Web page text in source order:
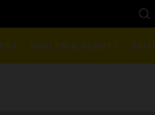
$1901 ( တစ်အောင်စလျှင် )
HEALTH & BEAUTY TECH